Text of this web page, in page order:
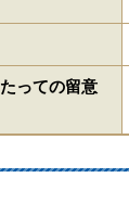
っての留意